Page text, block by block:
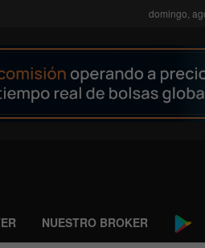
domingo,
NUESTRO BROKER